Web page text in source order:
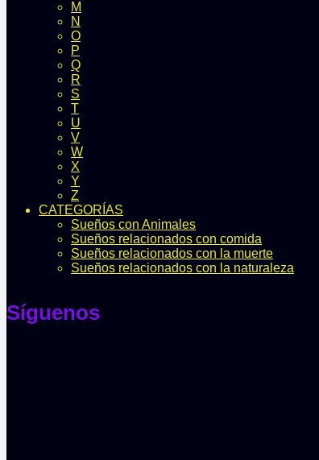
M
N
O
P
Q
R
S
T
U
V
W
X
Y
Z
CATEGORÍAS
Sueños con Animales
Sueños relacionados con comida
Sueños relacionados con la muerte
Sueños relacionados con la naturaleza
Síguenos